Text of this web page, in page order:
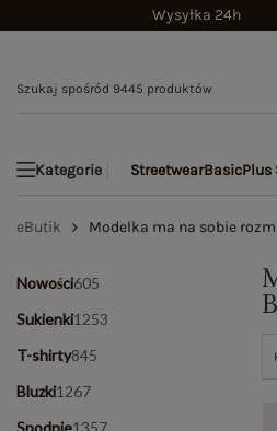
Wysyłka 24h
Kategorie StreetwearBasicPlus
eButik Modelka ma na sobie
Nowości605
Sukienki1253
T-shirty845
Bluzki1267
Spodnie1357